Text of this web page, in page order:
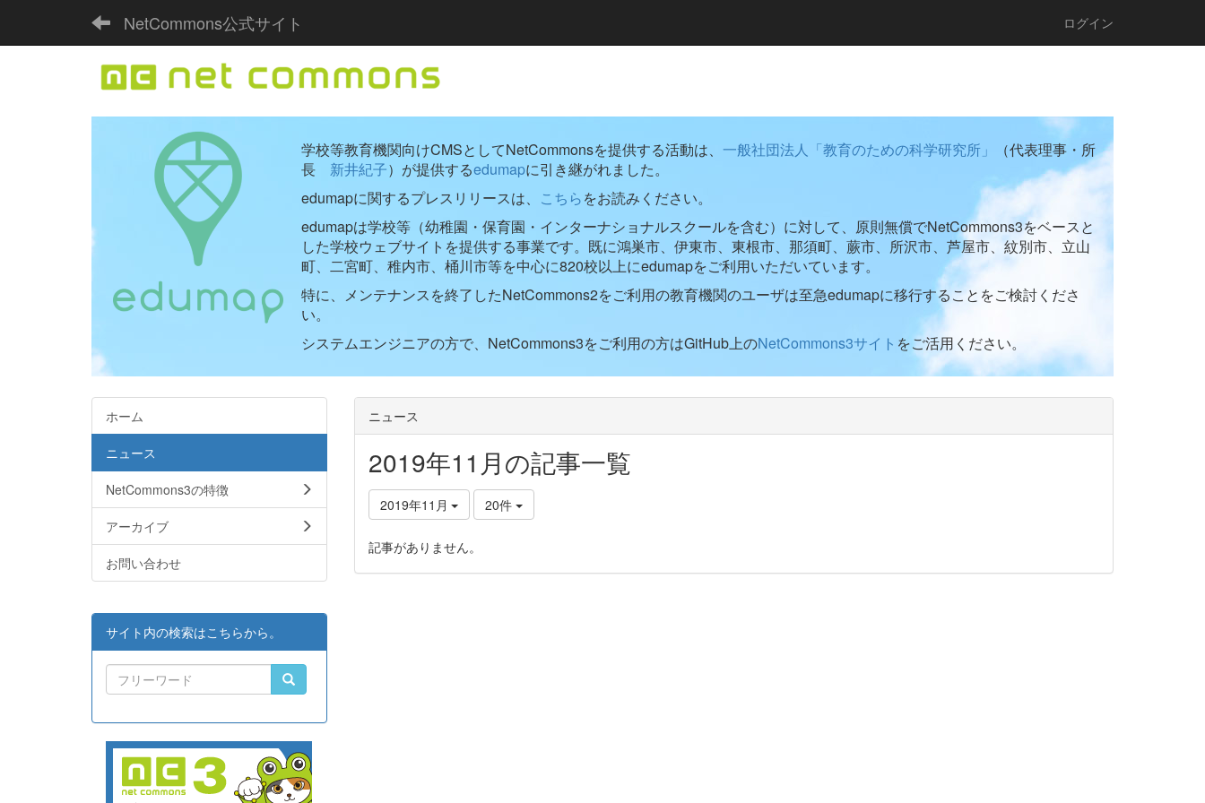
NetCommons公式サイト ログイン
学校等教育機関向けCMSとしてNetCommonsを提供する活動は、 一般社団法人「教育のための科学研究所」
（代表理事・所
長 新井紀子）が提供するedumapに引き継がれました。
edumapに関するプレスリリースは、 こちらをお読みください。
edumapは学校等（幼稚園・保育園・インターナショナルスクールを含む）に対して、原則無償でNetCommons3をベースと
した学校ウェブサイトを提供する事業です。既に鴻巣市、伊東市、東根市、那須町、蕨市、所沢市、芦屋市、紋別市、立山
町、二宮町、稚内市、桶川市等を中心に820校以上にedumapをご利用いただいています。
特に、メンテナンスを終了したNetCommons2をご利用の教育機関のユーザは至急edumapに移行することをご検討くださ
い。
システムエンジニアの方で、NetCommons3をご利用の方はGitHub上のNetCommons3サイト をご活用ください。
ニュース
2019年11月の記事一覧
2019年11月 20件
記事がありません。
ホーム
ニュース
NetCommons3の特徴
アーカイブ
お問い合わせ
サイト内の検索はこちらから。